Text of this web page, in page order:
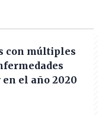
con múltiples
el año 2020